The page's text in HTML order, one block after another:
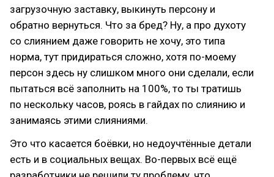
загрузочную заставку, выкинуть персону и
обратно вернуться. Что за бред? Ну, а про духоту
со слиянием даже говорить не хочу, это типа
норма, тут придираться сложно, хотя по-моему
персон здесь ну слишком много они сделали, если
пытаться всё заполнить на 100%, то ты тратишь
по нескольку часов, роясь в гайдах по слиянию и
занимаясь этими слияниями.
Это что касается боёвки, но недоучтённые детали
есть и в социальных вещах. Во-первых всё ещё